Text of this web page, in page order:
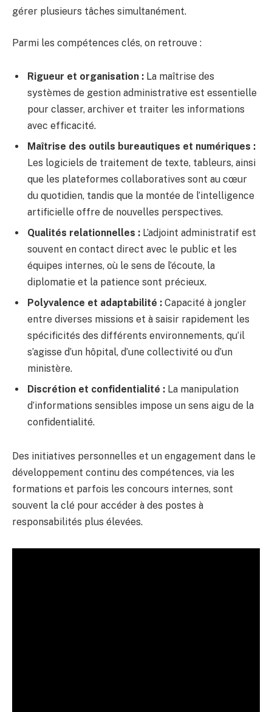
gérer plusieurs tâches simultanément.
Parmi les compétences clés, on retrouve :
Rigueur et organisation : La maîtrise des
systèmes de gestion administrative est essentielle
pour classer, archiver et traiter les informations
avec efficacité.
Maîtrise des outils bureautiques et numériques :
Les logiciels de traitement de texte, tableurs, ainsi
que les plateformes collaboratives sont au cœur
du quotidien, tandis que la montée de l’intelligence
artificielle offre de nouvelles perspectives.
Qualités relationnelles : L’adjoint administratif est
souvent en contact direct avec le public et les
équipes internes, où le sens de l’écoute, la
diplomatie et la patience sont précieux.
Polyvalence et adaptabilité : Capacité à jongler
entre diverses missions et à saisir rapidement les
spécificités des différents environnements, qu’il
s’agisse d’un hôpital, d’une collectivité ou d’un
ministère.
Discrétion et confidentialité : La manipulation
d’informations sensibles impose un sens aigu de la
confidentialité.
Des initiatives personnelles et un engagement dans le
développement continu des compétences, via les
formations et parfois les concours internes, sont
souvent la clé pour accéder à des postes à
responsabilités plus élevées.